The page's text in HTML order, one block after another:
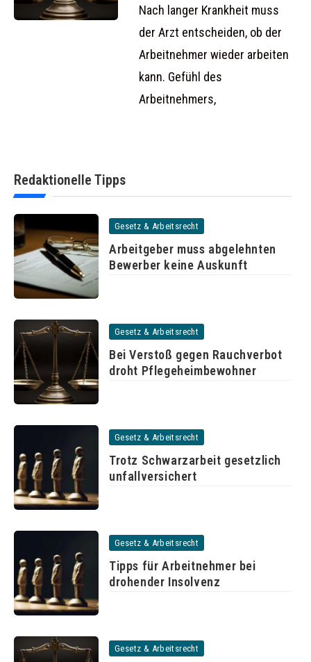
Nach langer Krankheit muss
der Arzt entscheiden, ob der
Arbeitnehmer wieder arbeiten
kann. Gefühl des
Arbeitnehmers,
Redaktionelle Tipps
Gesetz & Arbeitsrecht
Arbeitgeber muss abgelehnten
Bewerber keine Auskunft
Gesetz & Arbeitsrecht
Bei Verstoß gegen Rauchverbot
droht Pflegeheimbewohner
Gesetz & Arbeitsrecht
Trotz Schwarzarbeit gesetzlich
unfallversichert
Gesetz & Arbeitsrecht
Tipps für Arbeitnehmer bei
drohender Insolvenz
Gesetz & Arbeitsrecht